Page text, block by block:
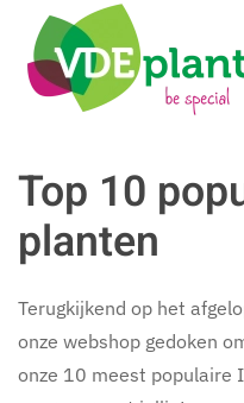
Terug naar
Top 10
planten
Terugkijkend op het
onze webshop gedoken
onze 10 meest populaire